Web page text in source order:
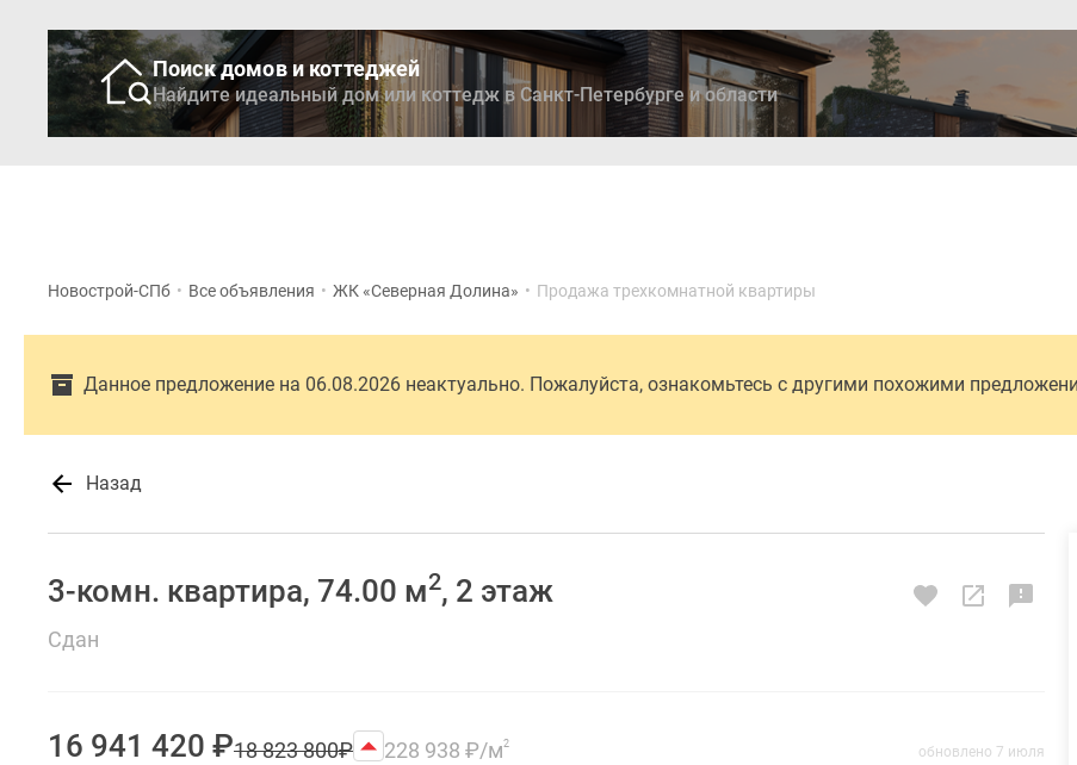
Поиск домов и коттеджей
Найдите идеальный дом или коттедж в Санкт-Петербурге и области
Новострой-СПб • Все объявления • ЖК «Северная Долина» • Продажа трехкомнатной квартиры
Данное предложение на 06.08.2026 неактуально. Пожалуйста, ознакомьтесь с другими похожими
Назад
3-комн. квартира, 74.00 м2, 2 этаж
Сдан
16 941 420 ₽18 823 800₽ 228 938 ₽/м2 обновлено 7 июля